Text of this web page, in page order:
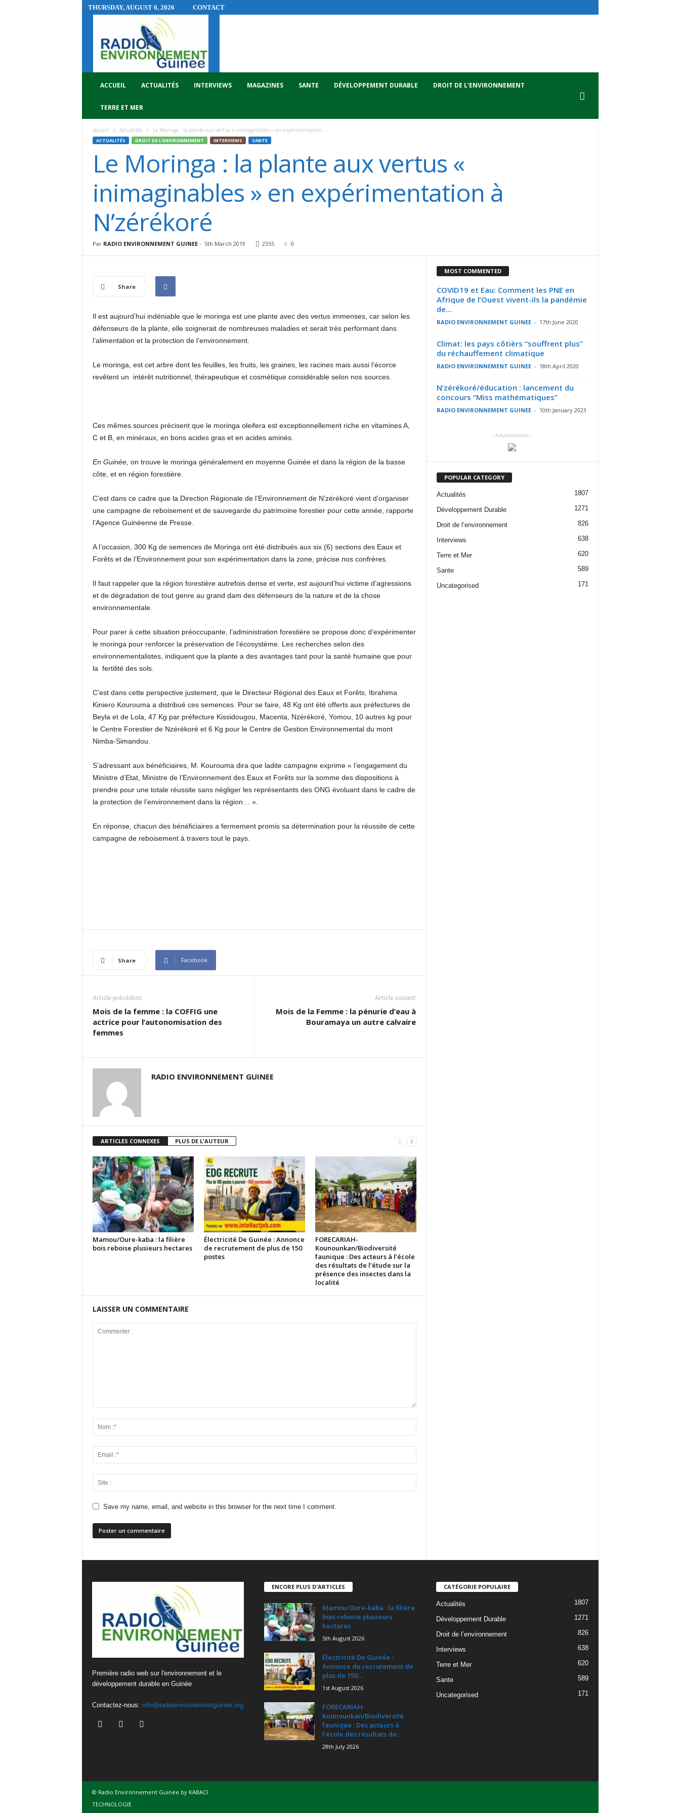
THURSDAY, AUGUST 6, 2026
CONTACT
E
ACCUEIL ACTUALITÉS INTERVIEWS MAGAZINES SANTE DÉVELOPPEMENT DURABLE DROIT DE L’ENVIRONNEMENT
TERRE ET MER
Accueil Actualités Le Moringa : la plante aux vertus « inimaginables » en expérimentation...
ACTUALITÉS DROIT DE L’ENVIRONNEMENT INTERVIEWS SANTE
Le Moringa : la plante aux vertus «
inimaginables » en expérimentation à
N’zérékoré
Par RADIO ENVIRONNEMENT GUINEE- 5th March 2019 2355 0
Share
Il est aujourd’hui indéniable que le moringa est une plante avec des vertus immenses, car selon les
défenseurs de la plante, elle soignerait de nombreuses maladies et serait très performant dans
l’alimentation et la protection de l’environnement.
Le moringa, est cet arbre dont les feuilles, les fruits, les graines, les racines mais aussi l’écorce
revêtent un intérêt nutritionnel, thérapeutique et cosmétique considérable selon nos sources.
Ces mêmes sources précisent que le moringa oleifera est exceptionnellement riche en vitamines A,
C et B, en minéraux, en bons acides gras et en acides aminés.
En Guinée, on trouve le moringa généralement en moyenne Guinée et dans la région de la basse
côte, et en région forestière.
C’est dans ce cadre que la Direction Régionale de l’Environnement de N’zérékoré vient d’organiser
une campagne de reboisement et de sauvegarde du patrimoine forestier pour cette année, rapporte
l’Agence Guinéenne de Presse.
A l’occasion, 300 Kg de semences de Moringa ont été distribués aux six (6) sections des Eaux et
Forêts et de l’Environnement pour son expérimentation dans la zone, précise nos confrères.
Il faut rappeler que la région forestière autrefois dense et verte, est aujourd’hui victime d’agressions
et de dégradation de tout genre au grand dam des défenseurs de la nature et de la chose
environnementale.
Pour parer à cette situation préoccupante, l’administration forestière se propose donc d’expérimenter
le moringa pour renforcer la préservation de l’écosystème. Les recherches selon des
environnementalistes, indiquent que la plante a des avantages tant pour la santé humaine que pour
la fertilité des sols.
C’est dans cette perspective justement, que le Directeur Régional des Eaux et Forêts, Ibrahima
Kiniero Kourouma a distribué ces semences. Pour se faire, 48 Kg ont été offerts aux préfectures de
Beyla et de Lola, 47 Kg par préfecture Kissidougou, Macenta, Nzérékoré, Yomou, 10 autres kg pour
le Centre Forestier de Nzérékoré et 6 Kg pour le Centre de Gestion Environnemental du mont
Nimba-Simandou.
S’adressant aux bénéficiaires, M. Kourouma dira que ladite campagne exprime « l’engagement du
Ministre d’Etat, Ministre de l’Environnement des Eaux et Forêts sur la somme des dispositions à
prendre pour une totale réussite sans négliger les représentants des ONG évoluant dans le cadre de
la protection de l’environnement dans la région… ».
En réponse, chacun des bénéficiaires a fermement promis sa détermination pour la réussite de cette
campagne de reboisement à travers tout le pays.
Share Facebook
Article précédent
Mois de la femme : la COFFIG une
actrice pour l’autonomisation des
femmes
Article suivant
Mois de la Femme : la pénurie d’eau à
Bouramaya un autre calvaire
RADIO ENVIRONNEMENT GUINEE
ARTICLES CONNEXES PLUS DE L'AUTEUR
Mamou/Oure-kaba : la filière
bois reboise plusieurs hectares
Électricité De Guinée : Annonce
de recrutement de plus de 150
postes
FORECARIAH-
Kounounkan/Biodiversité
faunique : Des acteurs à l’école
des résultats de l’étude sur la
présence des insectes dans la
localité
LAISSER UN COMMENTAIRE
Save my name, email, and website in this browser for the next time I comment.
MOST COMMENTED
COVID19 et Eau: Comment les PNE en
Afrique de l’Ouest vivent-ils la pandémie
de...
RADIO ENVIRONNEMENT GUINEE - 17th June 2020
Climat: les pays côtièrs “souffrent plus”
du réchauffement climatique
RADIO ENVIRONNEMENT GUINEE - 18th April 2020
N’zérékoré/éducation : lancement du
concours “Miss mathématiques”
RADIO ENVIRONNEMENT GUINEE - 10th January 2023
- Advertisement -
POPULAR CATEGORY
Actualités 1807
Développement Durable 1271
Droit de l’environnement 826
Interviews 638
Terre et Mer 620
Sante 589
Uncategorised 171
Première radio web sur l'environnement et le
développement durable en Guinée
Contactez-nous: info@radioenvironementguinee.org
ENCORE PLUS D'ARTICLES
Mamou/Oure-kaba : la filière
bois reboise plusieurs
hectares
5th August 2026
Électricité De Guinée :
Annonce de recrutement de
plus de 150...
1st August 2026
FORECARIAH-
Kounounkan/Biodiversité
faunique : Des acteurs à
l’école des résultats de...
28th July 2026
CATÉGORIE POPULAIRE
Actualités 1807
Développement Durable 1271
Droit de l’environnement 826
Interviews 638
Terre et Mer 620
Sante 589
Uncategorised 171
© Radio Environnement Guinée by KABACI
TECHNOLOGIE